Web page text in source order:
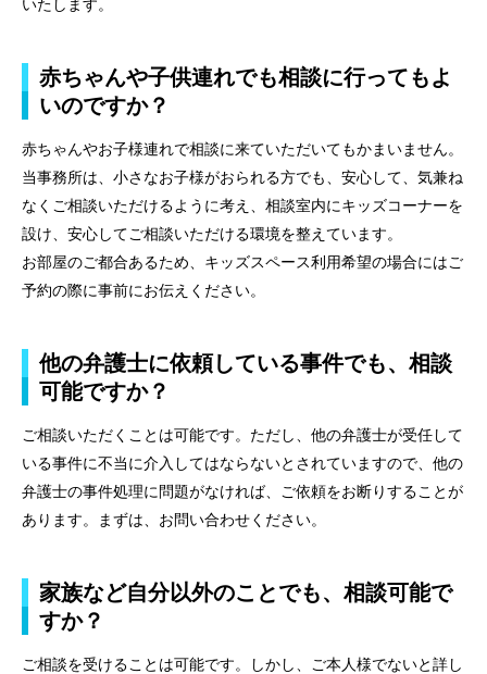
相談料無料の理由
リモート相談
面会交流サポート制度
サマークラーク・ウィンタークラーク募集
弁護士ブログ
資料ダウンロード
法律相談コラム
お問い合わせフォーム
いたします。
赤ちゃんや子供連れでも相談に行ってもよ
いのですか？
赤ちゃんやお子様連れで相談に来ていただいてもかまいません。
当事務所は、小さなお子様がおられる方でも、安心して、気兼ね
なくご相談いただけるように考え、相談室内にキッズコーナーを
設け、安心してご相談いただける環境を整えています。
お部屋のご都合あるため、キッズスペース利用希望の場合にはご
予約の際に事前にお伝えください。
他の弁護士に依頼している事件でも、相談
可能ですか？
ご相談いただくことは可能です。ただし、他の弁護士が受任して
いる事件に不当に介入してはならないとされていますので、他の
弁護士の事件処理に問題がなければ、ご依頼をお断りすることが
あります。まずは、お問い合わせください。
家族など自分以外のことでも、相談可能で
すか？
ご相談を受けることは可能です。しかし、ご本人様でないと詳し